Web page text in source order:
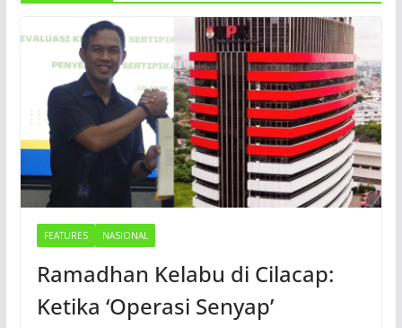
FEATURES NASIONAL
Ramadhan Kelabu di Cilacap:
Ketika ‘Operasi Senyap’